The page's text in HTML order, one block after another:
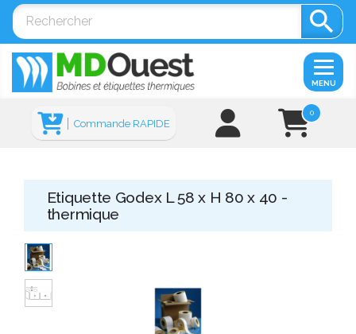

0
Commande RAPIDE
MENU
Etiquette Godex L 58 x H 80 x 40 -
thermique